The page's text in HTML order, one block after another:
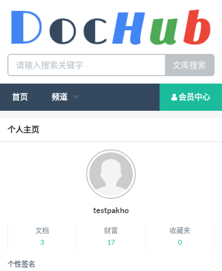
文库搜索
首页 频道 会员中心
个人主页
testpakho
文档
3
财富
17
收藏夹
0
个性签名